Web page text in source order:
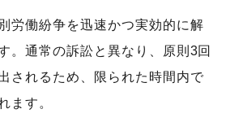
労働紛争を迅速かつ実効的に解
。通常の訴訟と異なり、原則3回
されるため、限られた時間内で
ます。